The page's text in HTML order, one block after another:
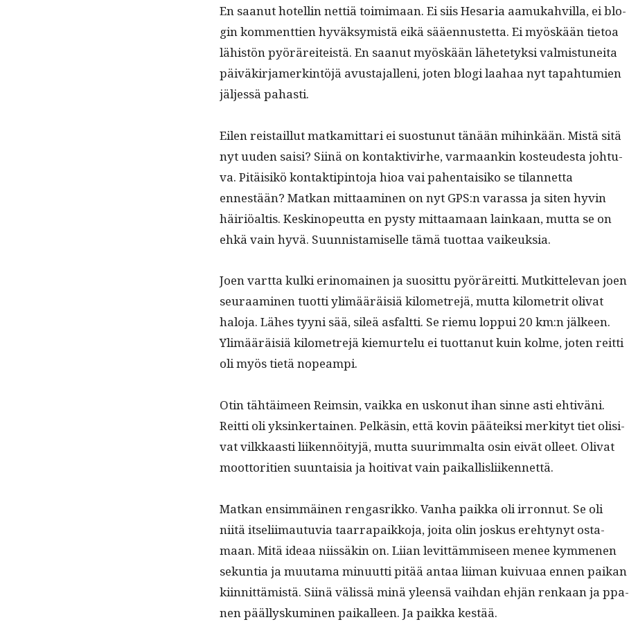
En saanut hotellin net­tiä toim­i­maan. Ei siis Hesaria aamukahvil­la, ei blo­
gin kom­ment­tien hyväksymistä eikä sääen­nustet­ta. Ei myöskään tietoa
lähistön pyöräre­it­eistä. En saanut myöskään lähete­tyk­si valmis­tunei­ta
päiväkir­jamerk­in­töjä avus­ta­jal­leni, joten blo­gi laa­haa nyt tapah­tu­mien
jäl­jessä pahasti.
Eilen reis­tail­lut matkamit­tari ei suos­tunut tänään mihinkään. Mis­tä sitä
nyt uuden saisi? Siinä on kon­tak­tivirhe, var­maankin kos­teud­es­ta johtu­
va. Pitäisikö kon­tak­tip­in­to­ja hioa vai pahen­taisiko se tilan­net­ta
ennestään? Matkan mit­taami­nen on nyt GPS:n varas­sa ja siten hyvin
häir­iöaltis. Keskinopeut­ta en pysty mit­taa­maan lainkaan, mut­ta se on
ehkä vain hyvä. Suun­nistamiselle tämä tuot­taa vaikeuksia.
Joen vart­ta kul­ki eri­no­mainen ja suosit­tu pyöräre­it­ti. Mutkit­tel­e­van joen
seu­raami­nen tuot­ti ylimääräisiä kilo­me­tre­jä, mut­ta kilo­metrit oli­vat
halo­ja. Läh­es tyyni sää, sileä asfalt­ti. Se riemu lop­pui 20 km:n jäl­keen.
Ylimääräisiä kilo­me­tre­jä kiemurtelu ei tuot­tanut kuin kolme, joten reit­ti
oli myös tietä nopeampi.
Otin tähtäimeen Reim­sin, vaik­ka en uskonut ihan sinne asti ehtiväni.
Reit­ti oli yksinker­tainen. Pelkäsin, että kovin pääteik­si merk­i­tyt tiet oli­si­
vat vilkkaasti liiken­nöi­tyjä, mut­ta suurim­mal­ta osin eivät olleet. Oli­vat
moot­tori­tien suun­taisia ja hoiti­vat vain paikallisliikennettä.
Matkan ensim­mäi­nen ren­gas­rikko. Van­ha paik­ka oli irronnut. Se oli
niitä itseli­imau­tu­via taar­ra­paikko­ja, joi­ta olin joskus ere­htynyt osta­
maan. Mitä ideaa niis­säkin on. Liian levit­täm­miseen menee kymme­nen
sekun­tia ja muu­ta­ma min­u­ut­ti pitää antaa liiman kuiv­uaa ennen paikan
kiin­nit­tämistä. Siinä välis­sä minä yleen­sä vai­h­dan ehjän renkaan ja ppa­
nen päällysku­mi­nen paikalleen. Ja paik­ka kestää.